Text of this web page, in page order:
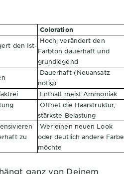
Coloration
den Ist-
Hoch, verändert den
Farbton dauerhaft und
grundlegend
Dauerhaft (Neuansatz
nötig)
Enthält meist Ammoniak
Öffnet die Haarstruktur,
stärkste Belastung
zu
Wer einen neuen Look
oder deutlich andere Farbe
möchte
ganz von Deinem